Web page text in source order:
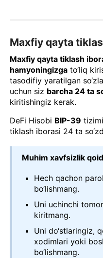
Maxfiy qayta
Maxfiy qayta tiklash
hamyoningizga to‘liq
tasodifiy yaratilgan
uchun siz barcha 24 ta
kiritishingiz kerak.
DeFi Hisobi BIP-39
tiklash iborasi 24 ta
Muhim xavfsizlik
Hech qachon
bo‘lishmang.
Uni uchinchi
kiritmang.
Uni do‘stlaringiz,
xodimlari yoki
bo‘lishmang.